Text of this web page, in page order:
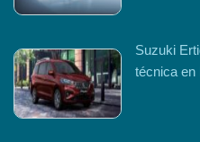
Suzuki
técnica en